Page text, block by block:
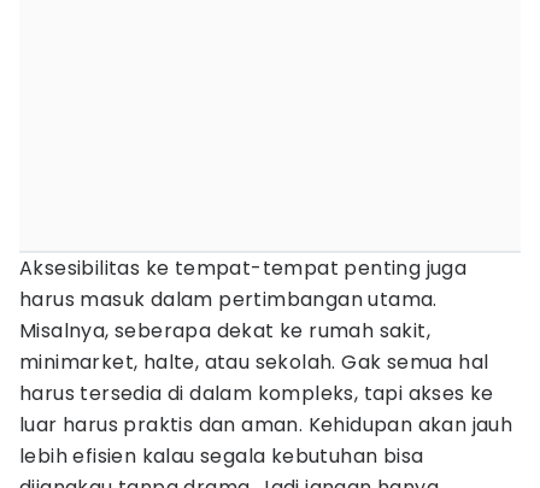
Aksesibilitas ke tempat-tempat penting juga
harus masuk dalam pertimbangan utama.
Misalnya, seberapa dekat ke rumah sakit,
minimarket, halte, atau sekolah. Gak semua hal
harus tersedia di dalam kompleks, tapi akses ke
luar harus praktis dan aman. Kehidupan akan jauh
lebih efisien kalau segala kebutuhan bisa